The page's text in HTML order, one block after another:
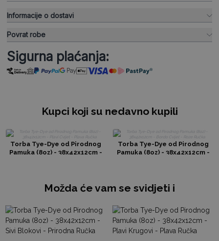
Informacije o dostavi
Povrat robe
Sigurna plaćanja:
Kupci koji su nedavno kupili
Torba Tye-Dye od Pirodnog
Pamuka (8oz) - 38x42x12cm -
Torba Tye-Dye od Pirodnog
Pamuka (8oz) - 38x42x12cm -
Možda će vam se svidjeti i